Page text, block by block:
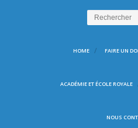
HOME FAIRE UN
ACADÉMIE ET ÉCOLE ROYALE
NOUS